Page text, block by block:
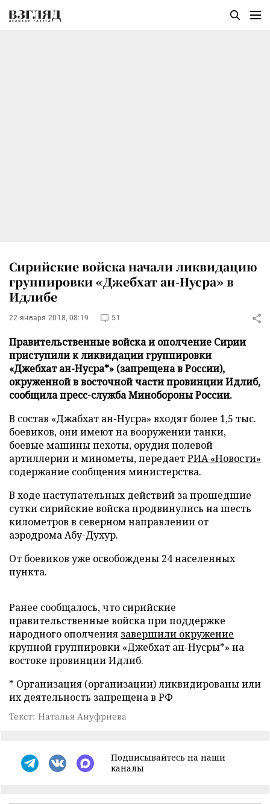
Сирийские войска начали ликвидацию
группировки «Джебхат ан-Нусра» в
Идлибе
22 января 2018, 08:19 51
Правительственные войска и ополчение Сирии
приступили к ликвидации группировки
«Джебхат ан-Нусра*» (запрещена в России),
окруженной в восточной части провинции Идлиб,
сообщила пресс-служба Минобороны России.
В состав «Джабхат ан-Нусра» входят более 1,5 тыс.
боевиков, они имеют на вооружении танки,
боевые машины пехоты, орудия полевой
артиллерии и минометы, передаетРИА «Новости»
содержание сообщения министерства.
В ходе наступательных действий за прошедшие
сутки сирийские войска продвинулись на шесть
километров в северном направлении от
аэродрома Абу-Духур.
От боевиков уже освобождены 24 населенных
пункта.
Ранее сообщалось, что сирийские
правительственные войска при поддержке
народного ополчения завершили окружение
крупной группировки «Джебхат ан-Нусры*» на
востоке провинции Идлиб.
* Организация (организации) ликвидированы или
их деятельность запрещена в РФ
Текст: Наталья Ануфриева
Подписывайтесь на наши
каналы